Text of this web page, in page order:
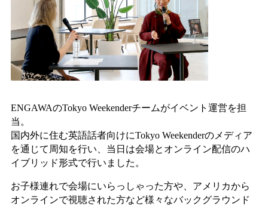
ENGAWAのTokyo Weekenderチームがイベント運営を担
当。
国内外に住む英語話者向けにTokyo Weekenderのメディア
を通じて周知を行い、当日は会場とオンライン配信のハ
イブリッド形式で行いました。
お子様連れで会場にいらっしゃった方や、アメリカから
オンラインで視聴された方など様々なバックグラウンド